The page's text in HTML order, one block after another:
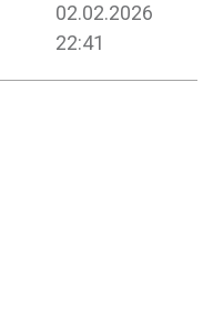
02.02.2026
22:41